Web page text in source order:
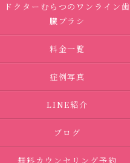
ドクターむらつのワンライン歯
臓ブラシ
料金一覧
症例写真
LINE紹介
ブログ
無料カウンセリング予約